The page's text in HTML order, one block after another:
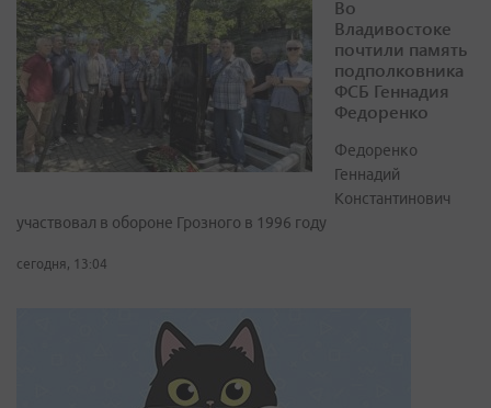
Во
Владивостоке
почтили память
подполковника
ФСБ Геннадия
Федоренко
Федоренко
Геннадий
Константинович
участвовал в обороне Грозного в 1996 году
сегодня, 13:04